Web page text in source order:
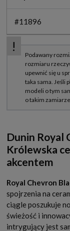
#11896
Dunin Royal
Królewska
akcentem
Royal Chevron
spojrzenia na
ciągle poszukuje
świeżość i
intrygujący jest